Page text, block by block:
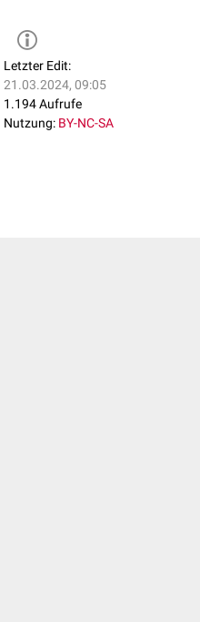
Letzter Edit:
21.03.2024, 09:05
1.194 Aufrufe
Nutzung: BY-NC-SA